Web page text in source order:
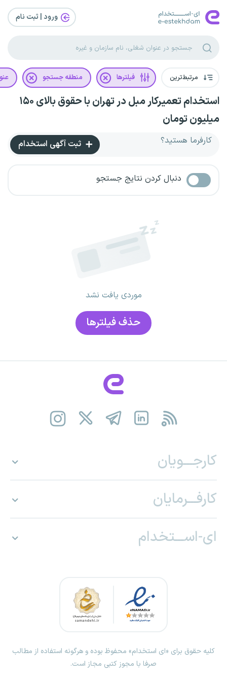
ورود | ثبت‌ نام
مرتبط‌ترین فیلترها منطقه جستجو
استخدام تعمیرکار مبل در تهران با حقوق بالای ۱۵۰
میلیون تومان
کارفرما هستید؟ ثبت آگهی استخدام
دنبال کردن نتایج جستجو
موردی یافت نشد
حذف فیلتر‌ها
کارجـــویان
کارفـــرمایان
ای-اســـتخدام
کلیه حقوق برای «ای استخدام» محفوظ بوده و هرگونه استفاده از مطالب
صرفا با مجوز کتبی مجاز است.